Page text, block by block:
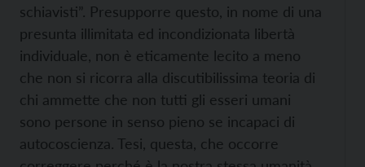
schiavisti”. Presupporre questo, in nome di una
presunta illimitata ed incondizionata libertà
individuale, non è eticamente lecito a meno
che non si ricorra alla discutibilissima teoria di
chi ammette che non tutti gli esseri umani
sono persone in senso pieno se incapaci di
autocoscienza. Tesi, questa, che occorre